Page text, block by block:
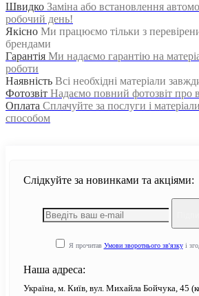
Швидко Заміна або встановлення
робочий день!
Якісно Ми працюємо тільки з
брендами
Гарантія Ми надаємо гарантію на
роботи
Наявність Всі необхідні матеріали
Фотозвіт Надаємо повний фотозвіт про
Оплата Сплачуйте за послуги і
способом
Слідкуйте за новинками та акціями:
Я прочитав Умови зворотнього зв'язкуі
Наша адреса:
Україна, м. Київ, вул. Михайла Бойчука, 45